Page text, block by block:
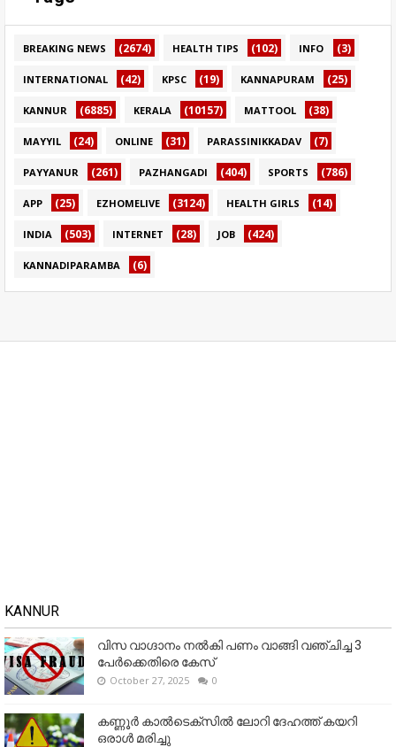
BREAKING NEWS (2674) HEALTH TIPS (102) INFO (3)
INTERNATIONAL (42) KPSC (19) KANNAPURAM (25)
KANNUR (6885) KERALA (10157) MATTOOL (38)
MAYYIL (24) ONLINE (31) PARASSINIKKADAV (7)
PAYYANUR (261) PAZHANGADI (404) SPORTS (786)
APP (25) EZHOMELIVE (3124) HEALTH GIRLS (14)
INDIA (503) INTERNET (28) JOB (424)
KANNADIPARAMBA (6)
KANNUR
വിസ വാഗ്ദാനം നൽകി പണം വാങ്ങി വഞ്ചിച്ച 3
പേർക്കെതിരെ കേസ്
October 27, 2025 0
കണ്ണൂര്‍ കാല്‍ടെക്‌സില്‍ ലോറി ദേഹത്ത് കയറി
ഒരാള്‍ മരിച്ചു